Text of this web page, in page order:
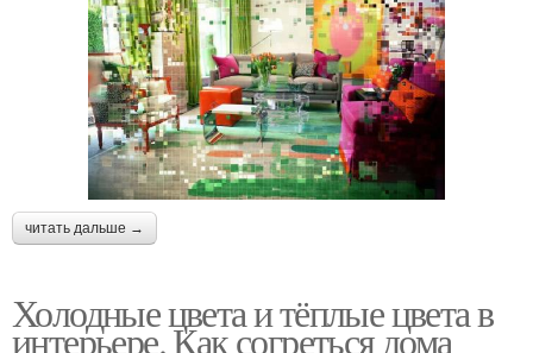
читать дальше →
Холодные цвета и тёплые цвета в
интерьере. Как согреться дома